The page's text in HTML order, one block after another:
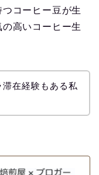
コーヒー豆が生
高いコーヒー生
在経験もある私